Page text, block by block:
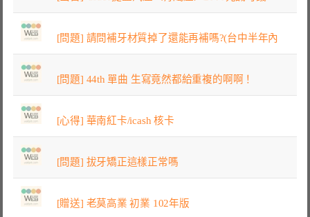
[問題] 請問補牙材質掉了還能再補嗎?(台中半年內
[問題] 44th 單曲 生寫竟然都給重複的啊啊！
[心得] 華南紅卡/icash 核卡
[問題] 拔牙矯正這樣正常嗎
[贈送] 老莫高業 初業 102年版